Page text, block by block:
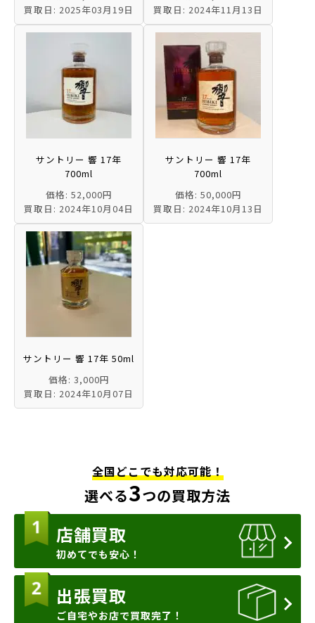
買取日: 2025年03月19日
買取日: 2024年11月13日
サントリー 響 17年
700ml
価格: 52,000円
買取日: 2024年10月04日
サントリー 響 17年
700ml
価格: 50,000円
買取日: 2024年10月13日
サントリー 響 17年 50ml
価格: 3,000円
買取日: 2024年10月07日
全国どこでも対応可能！
選べる3つの買取方法
店舗買取
初めてでも安心！
出張買取
ご自宅やお店で買取完了！